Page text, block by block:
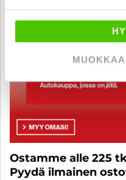
Ostamme alle 225
Pyydä ilmainen